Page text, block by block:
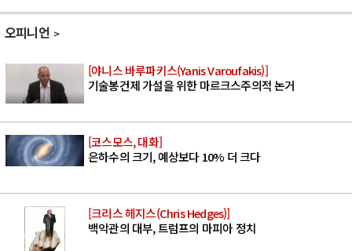
오피니언
[야니스 바루파키스(Yanis Varoufakis)]
기술봉건제 가설을 위한 마르크스주의적 논거
[코스모스, 대화]
은하수의 크기, 예상보다 10% 더 크다
[크리스 헤지스(Chris Hedges)]
백악관의 대부, 트럼프의 마피아 정치